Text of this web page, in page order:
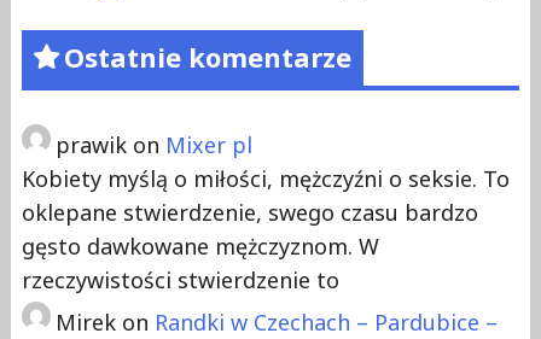
Ostatnie komentarze
prawikon Mixer pl
Kobiety myślą o miłości, mężczyźni o seksie. To
oklepane stwierdzenie, swego czasu bardzo
gęsto dawkowane mężczyznom. W
rzeczywistości stwierdzenie to
Mirekon Randki w Czechach – Pardubice –